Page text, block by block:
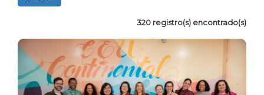
320 registro(s) encontrado(s)